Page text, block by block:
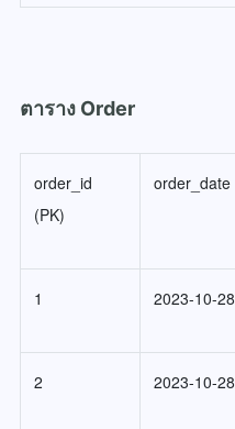
ตาราง Order
order_id
(PK)
order_date
1 2023-10-28
2 2023-10-28